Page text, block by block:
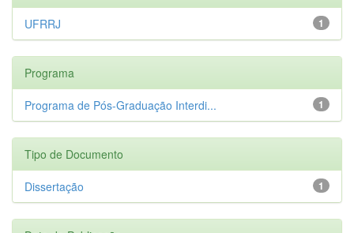
1
UFRRJ
Programa
1
Programa de Pós-Graduação Interdi...
Tipo de Documento
1
Dissertação